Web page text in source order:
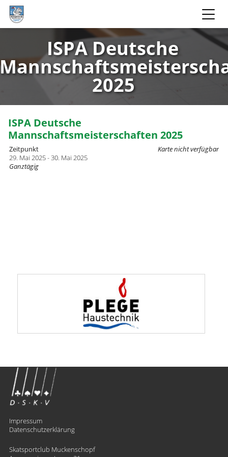
ISPA Deutsche
2025
ISPA Deutsche
Mannschaftsmeisterschaften 2025
Karte nicht verfügbar
Zeitpunkt
29. Mai 2025 - 30. Mai 2025
Ganztägig
Impressum
Datenschutzerklärung
Skatsportclub Muckenschopf